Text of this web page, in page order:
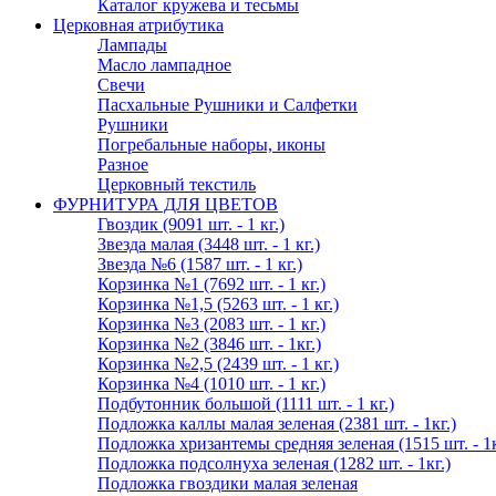
Каталог кружева и тесьмы
Церковная атрибутика
Лампады
Масло лампадное
Свечи
Пасхальные Рушники и Салфетки
Рушники
Погребальные наборы, иконы
Разное
Церковный текстиль
ФУРНИТУРА ДЛЯ ЦВЕТОВ
Гвоздик (9091 шт. - 1 кг.)
Звезда малая (3448 шт. - 1 кг.)
Звезда №6 (1587 шт. - 1 кг.)
Корзинка №1 (7692 шт. - 1 кг.)
Корзинка №1,5 (5263 шт. - 1 кг.)
Корзинка №3 (2083 шт. - 1 кг.)
Корзинка №2 (3846 шт. - 1кг.)
Корзинка №2,5 (2439 шт. - 1 кг.)
Корзинка №4 (1010 шт. - 1 кг.)
Подбутонник большой (1111 шт. - 1 кг.)
Подложка каллы малая зеленая (2381 шт. - 1кг.)
Подложка хризантемы средняя зеленая (1515 шт. -
Подложка подсолнуха зеленая (1282 шт. - 1кг.)
Подложка гвоздики малая зеленая